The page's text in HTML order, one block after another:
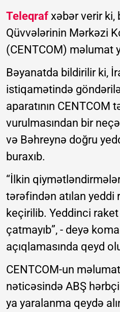
Teleqraf xəbər verir ki,
Qüvvələrinin Mərkəzi
(CENTCOM) məlumat
Bəyanatda bildirilir ki,
istiqamətində
aparatının CENTCOM
vurulmasından bir
və Bəhreynə doğru
buraxıb.
“İlkin
tərəfindən atılan yeddi
keçirilib. Yeddinci
çatmayıb”, - deyə
açıqlamasında qeyd
CENTCOM-un
nəticəsində ABŞ
ya yaralanma qeydə